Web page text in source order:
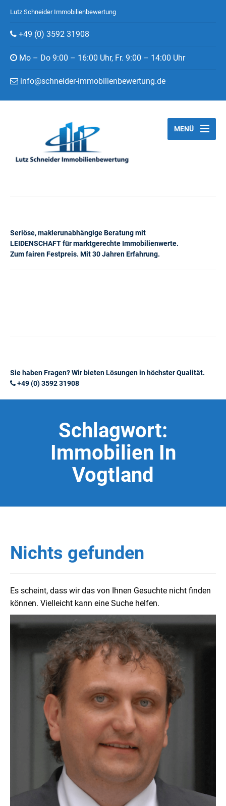
Lutz Schneider Immobilienbewertung
+49 (0) 3592 31908
Mo – Do 9:00 – 16:00 Uhr, Fr. 9:00 – 14:00 Uhr
info@schneider-immobilienbewertung.de
Seriöse, maklerunabhängige Beratung mit
LEIDENSCHAFT für marktgerechte Immobilienwerte.
Zum fairen Festpreis. Mit 30 Jahren Erfahrung.
MENÜ
Sie haben Fragen? Wir bieten Lösungen in höchster Qualität.
+49 (0) 3592 31908
Schlagwort:
Immobilien In
Vogtland
Nichts gefunden
Es scheint, dass wir das von Ihnen Gesuchte nicht finden
können. Vielleicht kann eine Suche helfen.